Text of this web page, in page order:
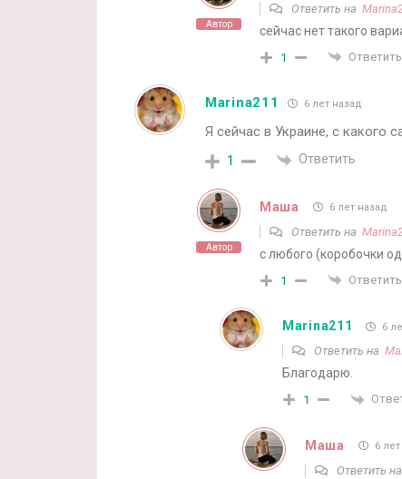
Автор
Ответить на
сейчас нет такого
1 Ответить
Marina211 6 лет назад
Я сейчас в Украине, с какого
1 Ответить
Автор
Маша 6 лет назад
Ответить на
с любого (коробочки
1 Ответить
Marina211 6
Ответить на
Благодарю.
1
Маша 6
Ответить на